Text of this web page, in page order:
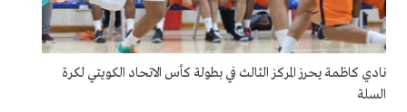
نادي كاظمة يحرز المركز الثالث في بطولة كأس الاتحاد الكويتي لكرة
السلة